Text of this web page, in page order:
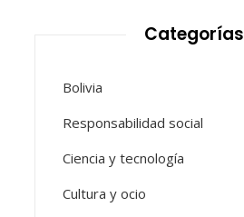
Categorías
Bolivia
Responsabilidad social
Ciencia y tecnología
Cultura y ocio